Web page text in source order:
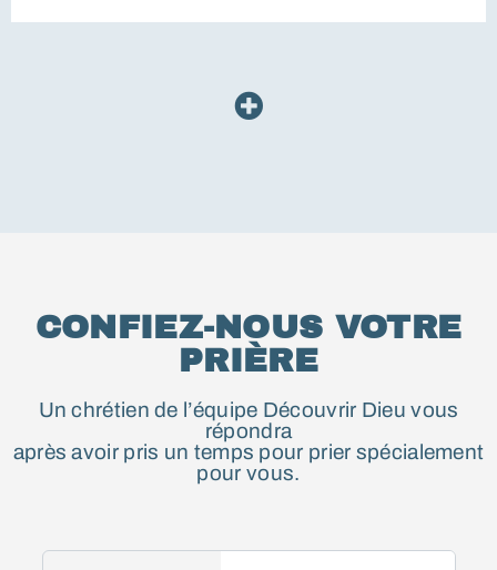
CONFIEZ-NOUS VOTRE
PRIÈRE
Un chrétien de l’équipe Découvrir Dieu vous
répondra
après avoir pris un temps pour prier spécialement
pour vous.